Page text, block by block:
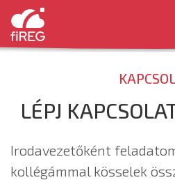
LÉPJ
Irodavezetőként
kollégámmal kösselek